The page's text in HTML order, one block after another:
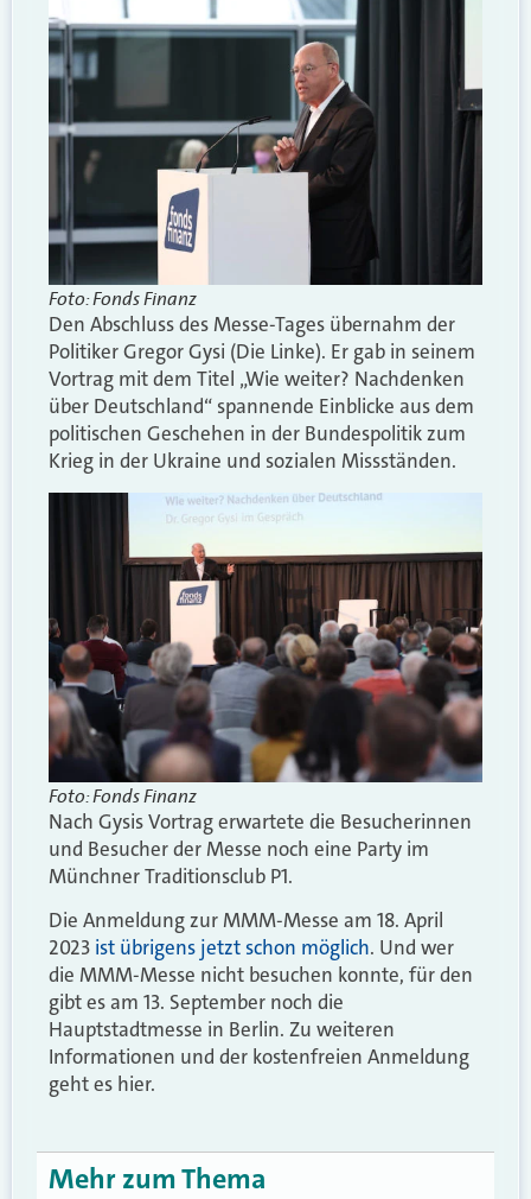
Foto: Fonds Finanz
Den Abschluss des Messe-Tages übernahm der
Politiker Gregor Gysi (Die Linke). Er gab in seinem
Vortrag mit dem Titel „Wie weiter? Nachdenken
über Deutschland“ spannende Einblicke aus dem
politischen Geschehen in der Bundespolitik zum
Krieg in der Ukraine und sozialen Missständen.
Foto: Fonds Finanz
Nach Gysis Vortrag erwartete die Besucherinnen
und Besucher der Messe noch eine Party im
Münchner Traditionsclub P1.
Die Anmeldung zur MMM-Messe am 18. April
2023 ist übrigens jetzt schon möglich. Und wer
die MMM-Messe nicht besuchen konnte, für den
gibt es am 13. September noch die
Hauptstadtmesse in Berlin. Zu weiteren
Informationen und der kostenfreien Anmeldung
geht es hier.
Mehr zum Thema